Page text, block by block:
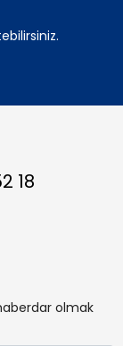
18
olmak